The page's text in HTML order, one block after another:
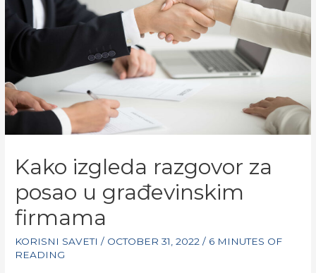
Kako izgleda razgovor za
posao u građevinskim
firmama
KORISNI SAVETI / OCTOBER 31, 2022 / 6 MINUTES OF
READING